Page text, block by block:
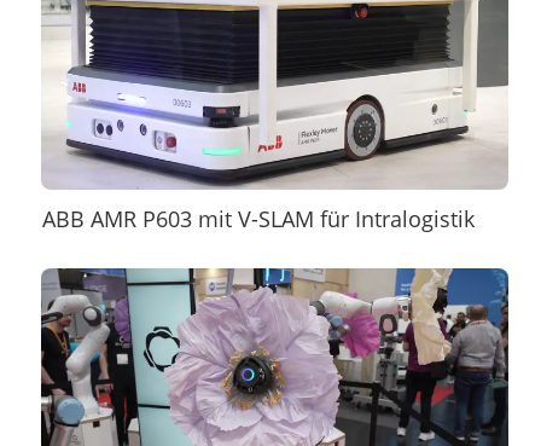
ABB AMR P603 mit V-SLAM für Intralogistik